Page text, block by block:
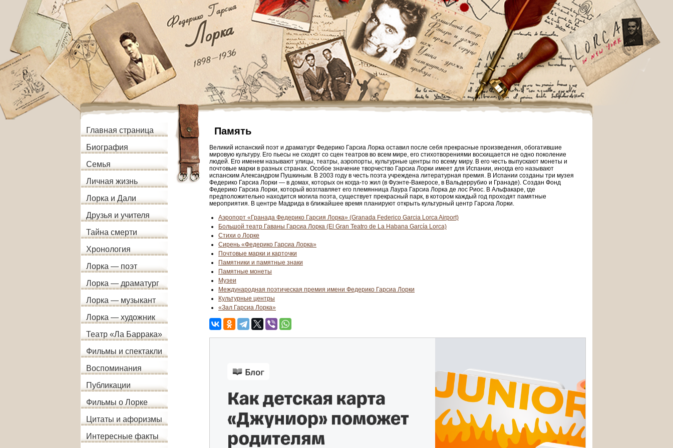
Главная страница
Биография
Семья
Личная жизнь
Лорка и Дали
Друзья и учителя
Тайна смерти
Хронология
Лорка — поэт
Лорка — драматург
Лорка — музыкант
Лорка — художник
Театр «Ла Баррака»
Фильмы и спектакли
Воспоминания
Публикации
Фильмы о Лорке
Цитаты и афоризмы
Интересные факты
Память
Великий испанский поэт и драматург Федерико Гарсиа Лорка оставил после себя прекрасные произведения, обогатившие
мировую культуру. Его пьесы не сходят со сцен театров во всем мире, его стихотворениями восхищается не одно поколение
людей. Его именем называют улицы, театры, аэропорты, культурные центры по всему миру. В его честь выпускают монеты и
почтовые марки в разных странах. Особое значение творчество Гарсиа Лорки имеет для Испании, иногда его называют
испанским Александром Пушкиным. В 2003 году в честь поэта учреждена литературная премия. В Испании созданы три музея
Федерико Гарсиа Лорки — в домах, которых он когда-то жил (в Фуэнте-Вакеросе, в Вальдеррубио и Гранаде). Создан Фонд
Федерико Гарсиа Лорки, который возглавляет его племянница Лаура Гарсиа Лорка де лос Риос. В Альфакаре, где
предположительно находится могила поэта, существует прекрасный парк, в котором каждый год проходят памятные
мероприятия. В центре Мадрида в ближайшее время планируют открыть культурный центр Гарсиа Лорки.
Аэропорт «Гранада Федерико Гарсия Лорка» (Granada Federico Garcia Lorca Airport)
Большой театр Гаваны Гарсиа Лорка (El Gran Teatro de La Habana García Lorca)
Стихи о Лорке
Сирень «Федерико Гарсиа Лорка»
Почтовые марки и карточки
Памятники и памятные знаки
Памятные монеты
Музеи
Международная поэтическая премия имени Федерико Гарсиа Лорки
Культурные центры
«Зал Гарсиа Лорка»